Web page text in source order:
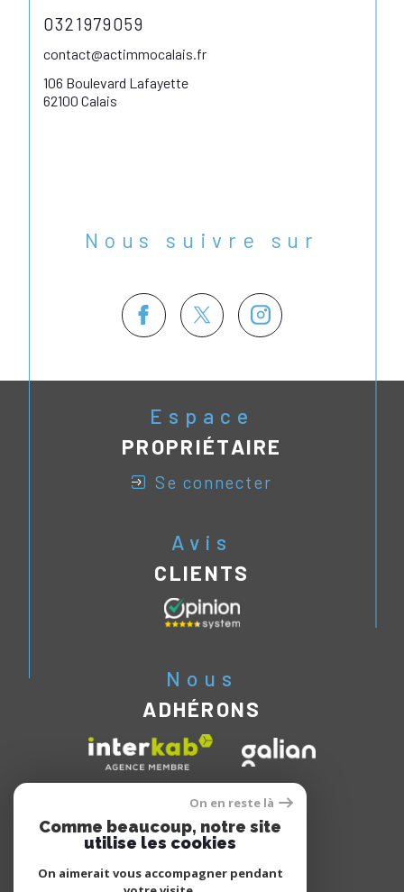
0321979059
contact@actimmocalais.fr
106 Boulevard Lafayette
62100 Calais
Nous suivre sur
Espace
PROPRIÉTAIRE
se connecter
Avis
CLIENTS
Nous
ADHÉRONS
On en reste là
Comme beaucoup, notre site
utilise les cookies
On aimerait vous accompagner pendant